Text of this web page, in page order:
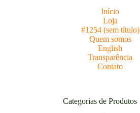
Início
Loja
#1254 (sem título)
Quem somos
English
Transparência
Contato
Categorias de Produtos